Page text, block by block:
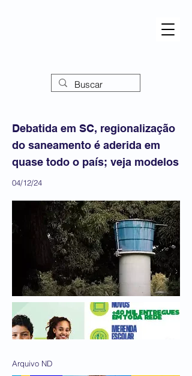
Debatida em SC, regionalização
do saneamento é aderida em
quase todo o país; veja modelos
04/12/24
Arquivo ND